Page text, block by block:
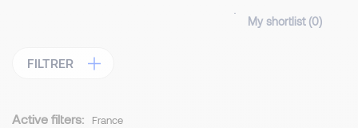
My shortlist (0)
FILTRER
Active filters: France